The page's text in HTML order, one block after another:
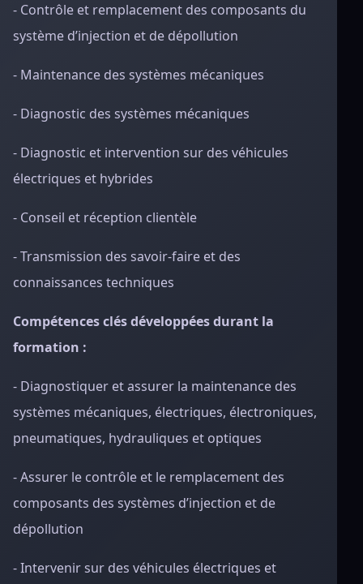
- Contrôle et remplacement des composants du
système d’injection et de dépollution
- Maintenance des systèmes mécaniques
- Diagnostic des systèmes mécaniques
- Diagnostic et intervention sur des véhicules
électriques et hybrides
- Conseil et réception clientèle
- Transmission des savoir-faire et des
connaissances techniques
Compétences clés développées durant la
formation :
- Diagnostiquer et assurer la maintenance des
systèmes mécaniques, électriques, électroniques,
pneumatiques, hydrauliques et optiques
- Assurer le contrôle et le remplacement des
composants des systèmes d’injection et de
dépollution
- Intervenir sur des véhicules électriques et